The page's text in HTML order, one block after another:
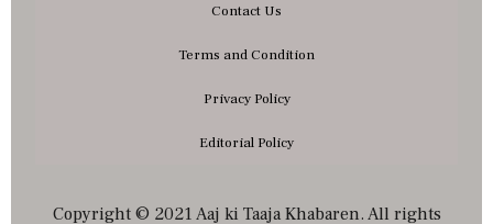
Contact Us
Terms and Condition
Privacy Policy
Editorial Policy
Copyright © 2021 Aaj ki Taaja Khabaren. All rights